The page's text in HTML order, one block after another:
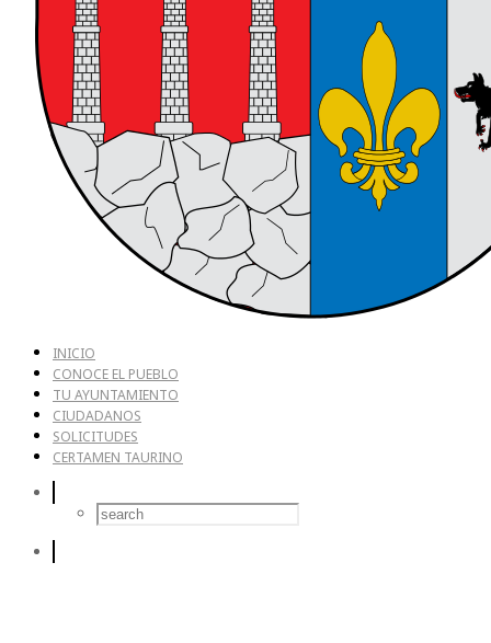
INICIO
CONOCE EL PUEBLO
TU AYUNTAMIENTO
CIUDADANOS
SOLICITUDES
CERTAMEN TAURINO